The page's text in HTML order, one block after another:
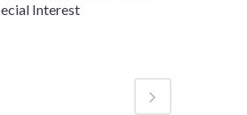
Interest